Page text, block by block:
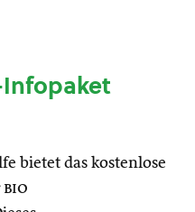
bietet das kostenlose
bio